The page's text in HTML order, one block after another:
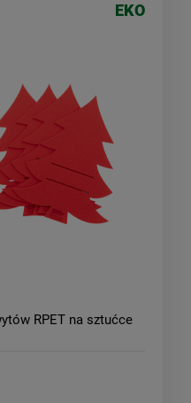
RPET na sztućce
EKO